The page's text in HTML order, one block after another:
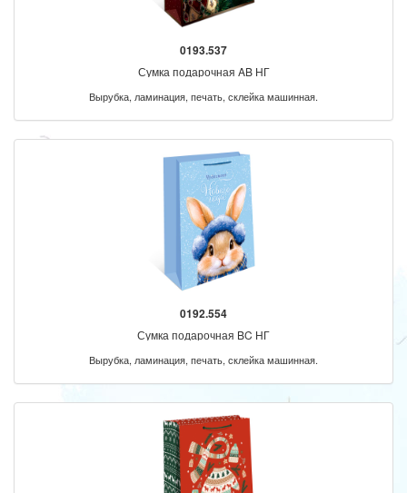
0193.537
Сумка подарочная AB НГ
Вырубка, ламинация, печать, склейка машинная.
0192.554
Сумка подарочная BC НГ
Вырубка, ламинация, печать, склейка машинная.